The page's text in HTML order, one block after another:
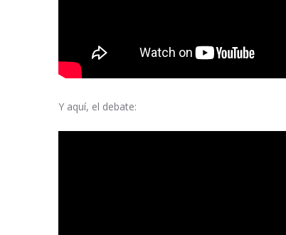
Y aquí, el debate: